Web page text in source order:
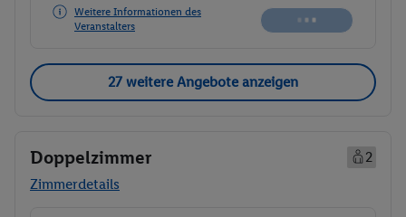
Weitere Informationen des
Veranstalters
27 weitere Angebote anzeigen
Doppelzimmer
2
Zimmerdetails